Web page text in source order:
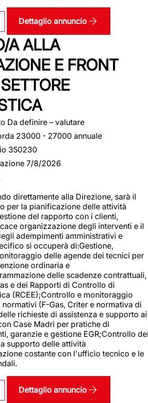
Dettaglio annuncio
A ALLA
E FRONT
Da definire – valutare
23000 - 27000 annuale
350230
7/8/2026
direttamente alla Direzione, sarà il
per la pianificazione delle attività
del rapporto con i clienti,
organizzazione degli interventi e il
adempimenti amministrativi e
si occuperà di:Gestione,
delle agende dei tecnici per
ordinaria e
delle scadenze contrattuali,
e dei Rapporti di Controllo di
(RCEE);Controllo e monitoraggio
(F-Gas, Criter e normativa di
richieste di assistenza e supporto ai
Case Madri per pratiche di
garanzie e gestione EGR;Controllo
supporto delle attività
costante con l'ufficio tecnico e le
Dettaglio annuncio